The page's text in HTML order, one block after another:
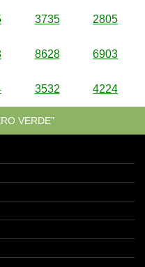
3735 2805
8628 6903
3532 4224
VERDE”